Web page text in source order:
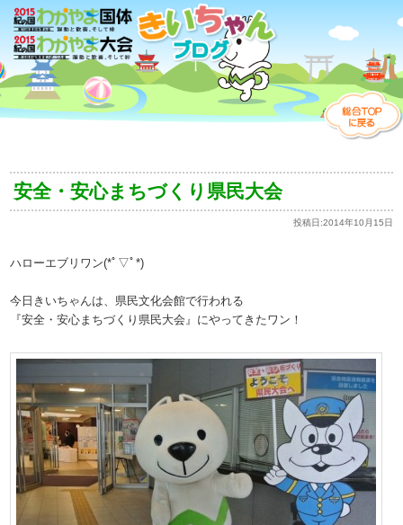
安全・安心まちづくり県民大会
投稿日:2014年10月15日
ハローエブリワン(*ﾟ▽ﾟ*)
今日きいちゃんは、県民文化会館で行われる
『安全・安心まちづくり県民大会』にやってきたワン！